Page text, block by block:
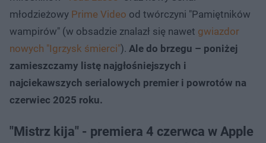
młodzieżowy Prime Video od twórczyni "Pamiętników
wampirów" (w obsadzie znalazł się nawet gwiazdor
nowych "Igrzysk śmierci"). Ale do brzegu – poniżej
zamieszczamy listę najgłośniejszych i
najciekawszych serialowych premier i powrotów na
czerwiec 2025 roku.
"Mistrz kija" - premiera 4 czerwca w Apple